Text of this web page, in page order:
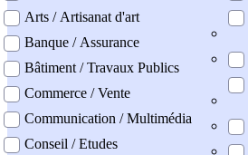
Arts / Artisanat d'art
Banque / Assurance
Bâtiment / Travaux Publics
Commerce / Vente
Communication / Multimédia
Conseil / Etudes